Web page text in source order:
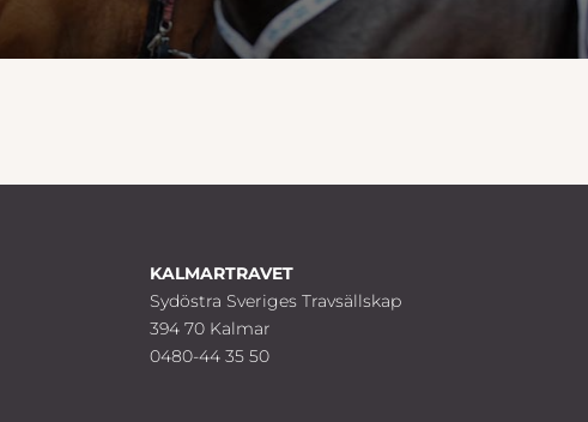
KALMARTRAVET
Sydöstra Sveriges Travsällskap
394 70 Kalmar
0480-44 35 50